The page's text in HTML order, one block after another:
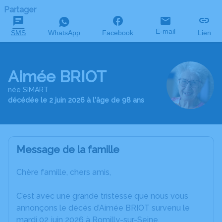
Partager
SMS WhatsApp Facebook E-mail Lien
Aimée BRIOT
née SIMART
décédée le 2 juin 2026 à l'âge de 98 ans
Message de la famille
Chère famille, chers amis,
C’est avec une grande tristesse que nous vous
annonçons le décès d’Aimée BRIOT survenu le
mardi 02 juin 2026 à Romilly-sur-Seine.